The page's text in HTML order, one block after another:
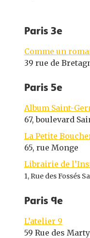
Paris 3e
Comme un
39 rue de
Paris 5e
Album Saint-
67, boulevard
La Petite
65, rue Monge
Librairie de
1, Rue des Fossés
Paris 9e
L’atelier 9
59 Rue des